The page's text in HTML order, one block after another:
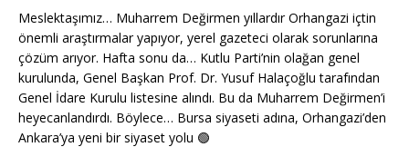
Meslektaşımız… Muharrem Değirmen yıllardır Orhangazi içtin
önemli araştırmalar yapıyor, yerel gazeteci olarak sorunlarına
çözüm arıyor. Hafta sonu da… Kutlu Parti’nin olağan genel
kurulunda, Genel Başkan Prof. Dr. Yusuf Halaçoğlu tarafından
Genel İdare Kurulu listesine alındı. Bu da Muharrem Değirmen’i
heyecanlandırdı. Böylece… Bursa siyaseti adına, Orhangazi’den
Ankara’ya yeni bir siyaset yolu 🟢